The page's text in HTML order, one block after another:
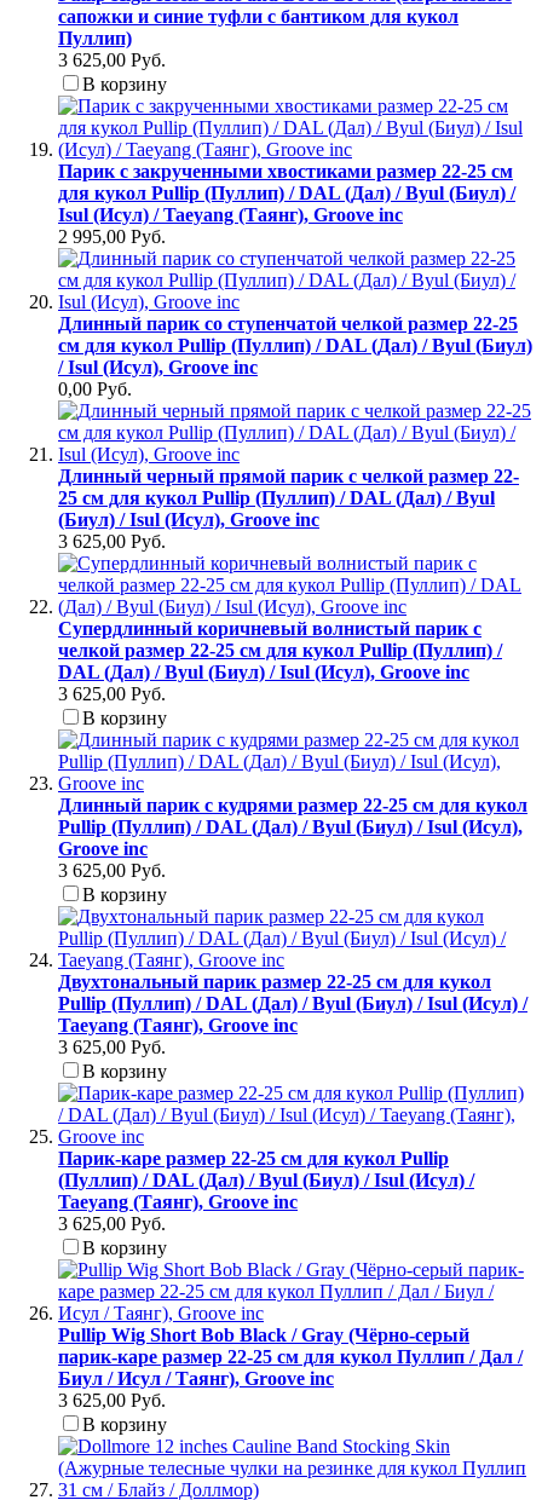
сапожки и синие туфли с бантиком для кукол
Пуллип)
3 625,00 Руб.
В корзину
Парик с закрученными хвостиками размер 22-25 см
для кукол Pullip (Пуллип) / DAL (Дал) / Byul (Биул) /
Isul (Исул) / Taeyang (Таянг), Groove inc
2 995,00 Руб.
Длинный парик со ступенчатой челкой размер 22-25
см для кукол Pullip (Пуллип) / DAL (Дал) / Byul (Биул)
/ Isul (Исул), Groove inc
0,00 Руб.
Длинный черный прямой парик с челкой размер 22-
25 см для кукол Pullip (Пуллип) / DAL (Дал) / Byul
(Биул) / Isul (Исул), Groove inc
3 625,00 Руб.
Cупердлинный коричневый волнистый парик с
челкой размер 22-25 см для кукол Pullip (Пуллип) /
DAL (Дал) / Byul (Биул) / Isul (Исул), Groove inc
3 625,00 Руб.
В корзину
Длинный парик с кудрями размер 22-25 см для кукол
Pullip (Пуллип) / DAL (Дал) / Byul (Биул) / Isul (Исул),
Groove inc
3 625,00 Руб.
В корзину
Двухтональный парик размер 22-25 см для кукол
Pullip (Пуллип) / DAL (Дал) / Byul (Биул) / Isul (Исул) /
Taeyang (Таянг), Groove inc
3 625,00 Руб.
В корзину
Парик-каре размер 22-25 см для кукол Pullip
(Пуллип) / DAL (Дал) / Byul (Биул) / Isul (Исул) /
Taeyang (Таянг), Groove inc
3 625,00 Руб.
В корзину
Pullip Wig Short Bob Black / Gray (Чёрно-серый
парик-каре размер 22-25 см для кукол Пуллип / Дал /
Биул / Исул / Таянг), Groove inc
3 625,00 Руб.
В корзину